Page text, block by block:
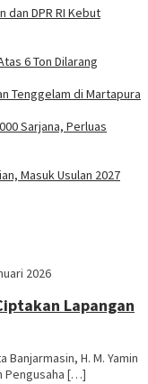
dan DPR RI Kebut
6 Ton Dilarang
Tenggelam di Martapura
Sarjana, Perluas
Masuk Usulan 2027
2026
Lapangan
Banjarmasin, H. M. Yamin
Pengusaha […]